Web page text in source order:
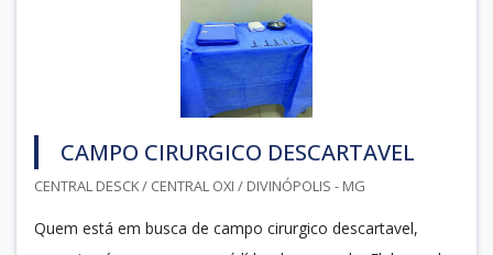
CAMPO CIRURGICO DESCARTAVEL
CENTRAL DESCK / CENTRAL OXI / DIVINÓPOLIS - MG
Quem está em busca de campo cirurgico descartavel,